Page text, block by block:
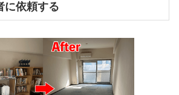
に依頼する